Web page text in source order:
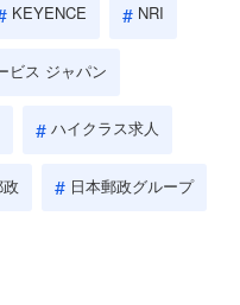
KEYENCE NRI
ビス ジャパン
ハイクラス求人
日本郵政グループ